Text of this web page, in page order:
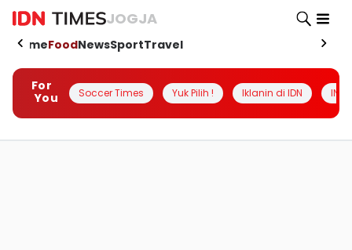
JOGJA
HomeFoodNewsSportTravel
For
You
Soccer Times Yuk Pilih ! Iklanin di IDN